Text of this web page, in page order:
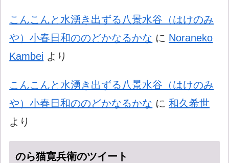
こんこんと水湧き出ずる八景水谷（はけのみ
や）小春日和ののどかなるかな に Noraneko
Kambei より
こんこんと水湧き出ずる八景水谷（はけのみ
や）小春日和ののどかなるかな に和久希世
より
のら猫寛兵衛のツイート